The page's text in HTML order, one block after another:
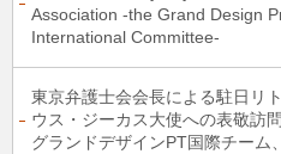
Association -the Grand Design
International Committee-
東京弁護士会会長による駐日リ
ウス・ジーカス大使への表敬訪
グランドデザインPT国際チーム